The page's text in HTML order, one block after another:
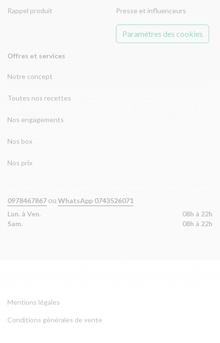
Rappel produit
Offres et services
Notre concept
Toutes nos recettes
Nos engagements
Nos box
Nos prix
Presse et influenceurs
Paramètres des cookies
0978467867 ou WhatsApp 0743526071
Lun. à Ven.
08h à 22h
Sam.
08h à 22h
Mentions légales
Conditions générales de vente